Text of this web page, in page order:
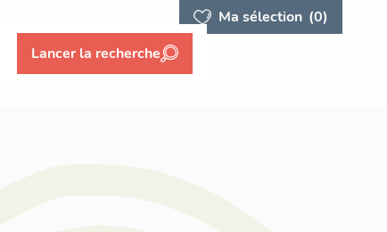
Ma sélection (0)
Lancer la recherche